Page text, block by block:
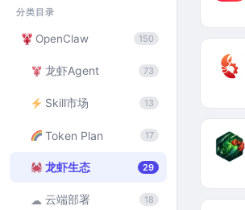
分类目录
OpenClaw 150
龙虾Agent 73
Skill市场 13
Token Plan 17
龙虾生态 29
☁ 云端部署 18